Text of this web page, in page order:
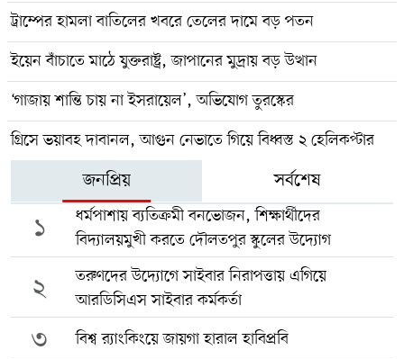
ট্রাম্পের হামলা বাতিলের খবরে তেলের দামে বড় পতন
ইয়েন বাঁচাতে মাঠে যুক্তরাষ্ট্র, জাপানের মুদ্রায় বড় উত্থান
‘গাজায় শান্তি চায় না ইসরায়েল’, অভিযোগ তুরস্কের
গ্রিসে ভয়াবহ দাবানল, আগুন নেভাতে গিয়ে বিধ্বস্ত ২ হেলিকপ্টার
জনপ্রিয় সর্বশেষ
১
ধর্মপাশায় ব্যতিক্রমী বনভোজন, শিক্ষার্থীদের
বিদ্যালয়মুখী করতে দৌলতপুর স্কুলের উদ্যোগ
২
তরুণদের উদ্যোগে সাইবার নিরাপত্তায় এগিয়ে
আরডিসিএস সাইবার কর্মকর্তা
৩ বিশ্ব র‍্যাংকিংয়ে জায়গা হারাল হাবিপ্রবি